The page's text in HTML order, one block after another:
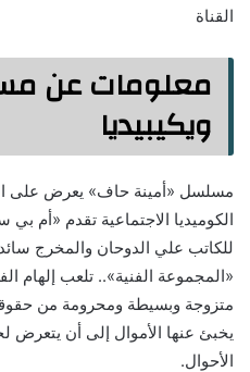
القناة
معلومات عن
ويكيبيديا
الكوميديا الاجتماعية تقدم «أم
للكاتب علي الدوحان والمخرج سائد
«المجموعة الفنية».. تلعب إلهام
متزوجة وبسيطة ومحرومة من
يخبئ عنها الأموال إلى أن
الأحوال.